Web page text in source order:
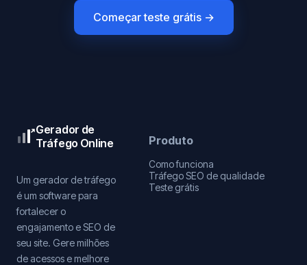
Começar teste grátis →
Gerador de
Tráfego Online
Um gerador de tráfego
é um software para
fortalecer o
engajamento e SEO de
seu site. Gere milhões
de acessos e melhore
Produto
Como funciona
Tráfego SEO de qualidade
Teste grátis